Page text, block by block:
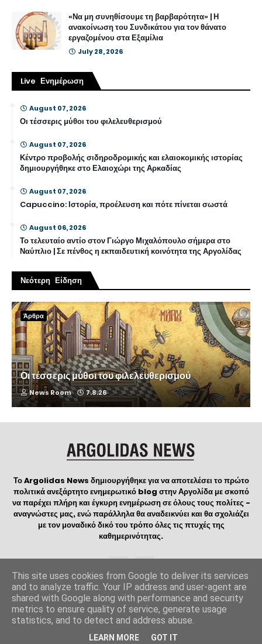
«Να μη συνηθίσουμε τη βαρβαρότητα» | Η
ανακοίνωση του Συνδικάτου για τον θάνατο
εργαζομένου στα Εξαμίλια
July 28, 2026
Live Ενημέρωση
August 07, 2026
Οι τέσσερις μύθοι του φιλελευθερισμού
August 07, 2026
Κέντρο προβολής σιδηροδρομικής και ελαιοκομικής ιστορίας
δημιουργήθηκε στο Ελαιοχώρι της Αρκαδίας
August 07, 2026
Capuccino: Ιστορία, προέλευση και πότε πίνεται σωστά
August 06, 2026
Το τελευταίο αντίο στον Γιώργο Μιχαλόπουλο σήμερα στο
Ναύπλιο | Σε πένθος η εκπαιδευτική κοινότητα της Αργολίδας
Νεότερη Είδηση
Άρθρα
Οι τέσσερις μύθοι του φιλελευθερισμού
News Room 7.8.26
Το Argolidas News δημιουργήθηκε για να αποτελέσει το πρώτο
πολιτικά ανεξάρτητο ενημερωτικό blog στην Αργολίδα με σκοπό
να παρέχει πλήρη και έγκυρη ενημέρωση σε όλους τους πολίτες -
αναγνώστες μας, ενώ παράλληλα θα αναδεικνύει και θα σχολιάζει
με τον μοναδικό δικό του τρόπο όλες τις πτυχές της
καθημερινότητας.
CopyrightArgolidasNews©2023 | Created and Designed by
Manos WebDesign| Logo created byΟΔΟΣ ΔΗΜΙΟΥΡΓΙΑΣ
Home
Contact Όροι Χρήσης
This site uses cookies from Google to deliver its services
and to analyze traffic. Your IP address and user-agent are
shared with Google along with performance and security
metrics to ensure quality of service, generate usage
statistics, and to detect and address abuse.
LEARN MORE GOT IT